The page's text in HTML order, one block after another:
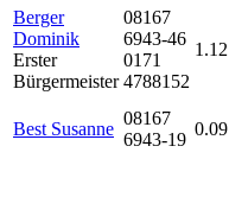
Berger
Dominik
Erster
Bürgermeister
08167
6943-46
0171
4788152
1.12
Best Susanne
08167
6943-19
0.09